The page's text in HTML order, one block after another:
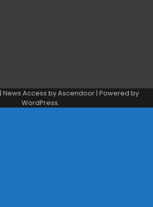
| News Access byAscendoor | Powered by
WordPress.